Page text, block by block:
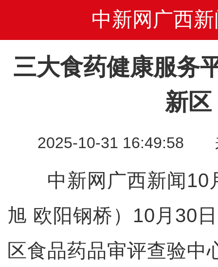
中新网广西新
三大食药健康服务
新区
2025-10-31 16:49:58
中新网广西新闻10
旭 欧阳钢桥）10月30
区食品药品审评查验中